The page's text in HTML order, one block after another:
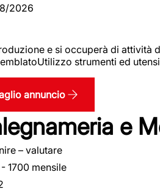
2026
e si occuperà di
strumenti ed
annuncio
e
– valutare
1700 mensile